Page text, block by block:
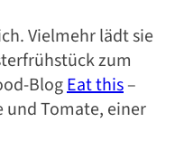
Vielmehr lädt sie
zum
BlogEat this–
und Tomate, einer